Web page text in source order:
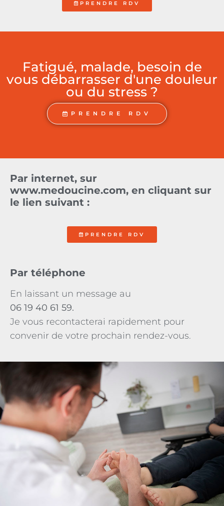
PRENDRE RDV
Fatigué, malade, besoin de
vous débarrasser d'une douleur
ou du stress ?
PRENDRE RDV
Par internet, sur
www.medoucine.com, en cliquant sur
le lien suivant :
PRENDRE RDV
Par téléphone
En laissant un message au
06 19 40 61 59.
Je vous recontacterai rapidement pour
convenir de votre prochain rendez-vous.